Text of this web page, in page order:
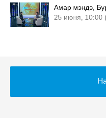
Амар мэндэ,
25 июня, 10:00